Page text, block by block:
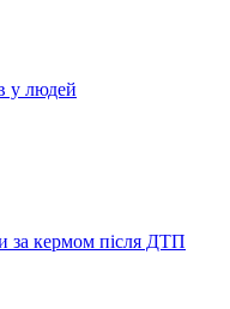
у людей
за кермом після ДТП